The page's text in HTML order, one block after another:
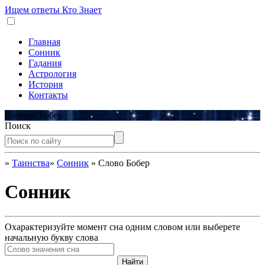
Ищем ответы Кто Знает
Главная
Сонник
Гадания
Астрология
История
Контакты
Сонник Бобер
Поиск
» Таинства» Сонник » Слово Бобер
Сонник
Охарактеризуйте момент сна одним словом или выберете
начальную букву слова